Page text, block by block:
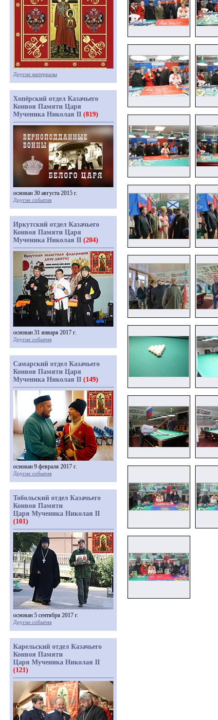
Другие материалы
Хопёрский отдел Казачьего
Конвоя Памяти Царя
Мученика Николая II (819)
основан 30 августа 2015 г.
Другие события
Иркутский отдел Казачьего
Конвоя Памяти Царя
Мученика Николая II (204)
основан 31 января 2017 г.
Другие события
Самарский отдел Казачьего
Конвоя Памяти Царя
Мученика Николая II (149)
основан 9 февраля 2017 г.
Другие события
Тобольский отдел Казачьего
Конвоя Памяти
Царя Мученика Николая II
(101)
основан 5 сентября 2017 г.
Другие события
Карельский отдел Казачьего
Конвоя Памяти
Царя Мученика Николая II
(121)